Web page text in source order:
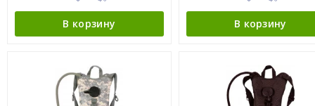
В корзину В корзину